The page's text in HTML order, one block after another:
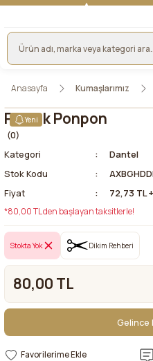
Anasayfa Kumaşlarımız
Yeni
Pamuk Ponpon
(0)
Kategori
Dantel
Stok Kodu
Fiyat
72,73 TL
*80,00 TL den başlayan taksitlerle!
Stokta Yok Dikim Rehberi
80,00 TL
Gelince
Gelince